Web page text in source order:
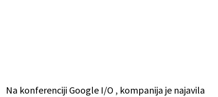
Na konferenciji Google I/O , kompanija je najavila